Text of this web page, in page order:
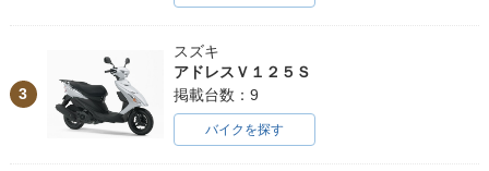
3
スズキ
アドレスＶ１２５Ｓ
掲載台数：9
バイクを探す